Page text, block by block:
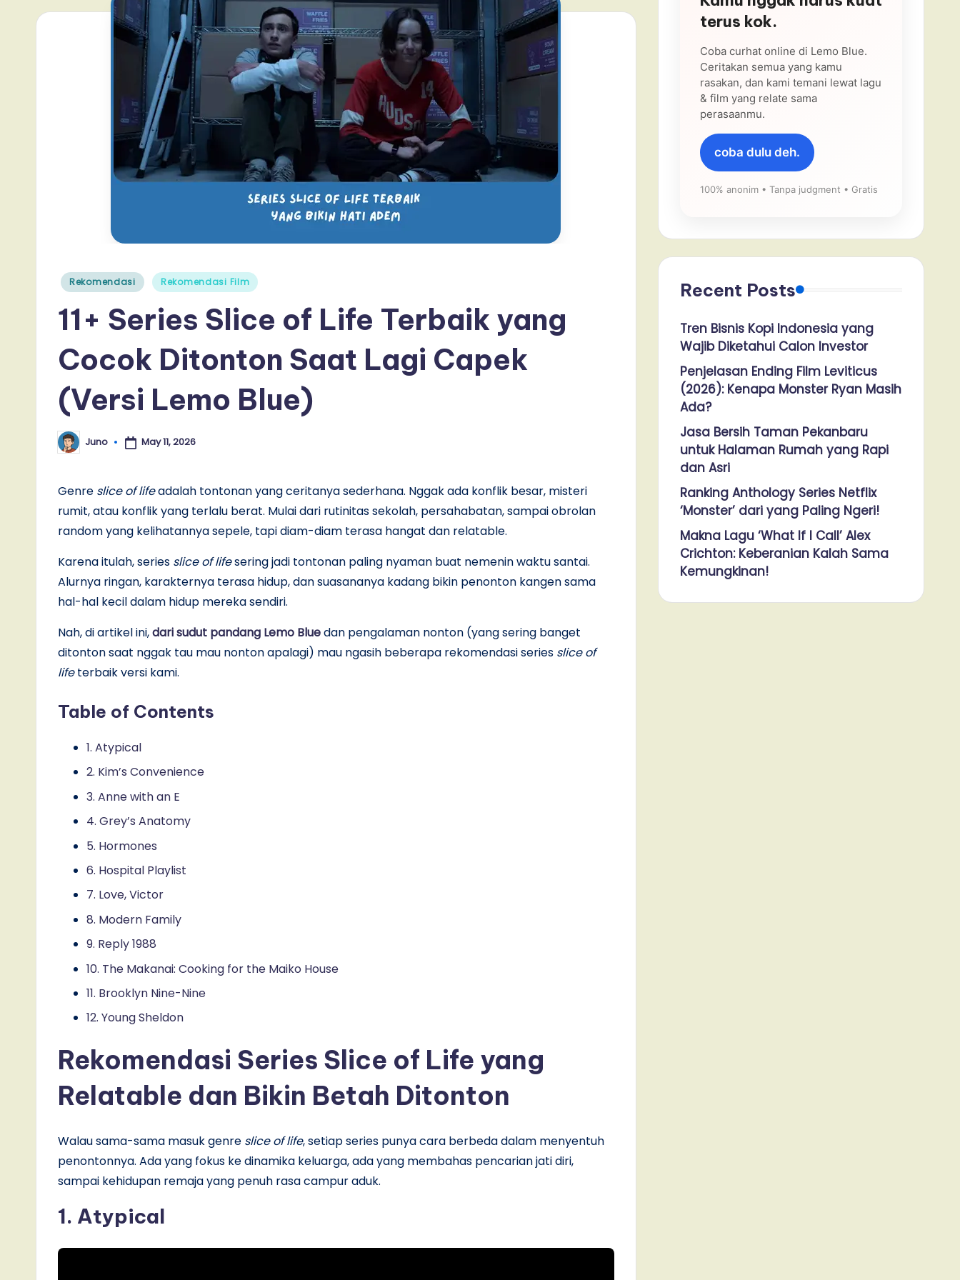
Posted
Rekomendasi Rekomendasi Film
11+ Series Slice of Life Terbaik yang
Cocok Ditonton Saat Lagi Capek
(Versi Lemo Blue)
Posted
by
Juno May 11, 2026
Genre slice of lifeadalah tontonan yang ceritanya sederhana. Nggak ada konflik besar, misteri
rumit, atau konflik yang terlalu berat. Mulai dari rutinitas sekolah, persahabatan, sampai obrolan
random yang kelihatannya sepele, tapi diam-diam terasa hangat dan relatable.
Karena itulah, series slice of lifesering jadi tontonan paling nyaman buat nemenin waktu santai.
Alurnya ringan, karakternya terasa hidup, dan suasananya kadang bikin penonton kangen sama
hal-hal kecil dalam hidup mereka sendiri.
Nah, di artikel ini,dari sudut pandang Lemo Bluedan pengalaman nonton (yang sering banget
ditonton saat nggak tau mau nonton apalagi) mau ngasih beberapa rekomendasi series slice of
lifeterbaik versi kami.
Table of Contents
1. Atypical
2. Kim’s Convenience
3. Anne with an E
4. Grey’s Anatomy
5. Hormones
6. Hospital Playlist
7. Love, Victor
8. Modern Family
9. Reply 1988
10. The Makanai: Cooking for the Maiko House
11. Brooklyn Nine-Nine
12. Young Sheldon
Rekomendasi Series Slice of Life yang
Relatable dan Bikin Betah Ditonton
Walau sama-sama masuk genre slice of life, setiap series punya cara berbeda dalam menyentuh
penontonnya. Ada yang fokus ke dinamika keluarga, ada yang membahas pencarian jati diri,
sampai kehidupan remaja yang penuh rasa campur aduk.
1. Atypical
terus kok.
Coba curhat online di Lemo Blue.
Ceritakan semua yang kamu
rasakan, dan kami temani lewat lagu
& film yang relate sama
perasaanmu.
coba dulu deh.
100% anonim • Tanpa judgment • Gratis
Recent Posts
Tren Bisnis Kopi Indonesia yang
Wajib Diketahui Calon Investor
Penjelasan Ending Film Leviticus
(2026): Kenapa Monster Ryan Masih
Ada?
Jasa Bersih Taman Pekanbaru
untuk Halaman Rumah yang Rapi
dan Asri
Ranking Anthology Series Netflix
‘Monster’ dari yang Paling Ngeri!
Makna Lagu ‘What If I Call’ Alex
Crichton: Keberanian Kalah Sama
Kemungkinan!